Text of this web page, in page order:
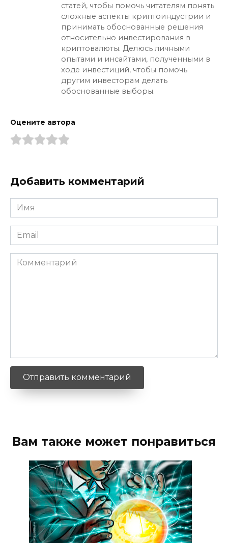
статей, чтобы помочь читателям понять
сложные аспекты криптоиндустрии и
принимать обоснованные решения
относительно инвестирования в
криптовалюты. Делюсь личными
опытами и инсайтами, полученными в
ходе инвестиций, чтобы помочь
другим инвесторам делать
обоснованные выборы.
Оцените автора
Добавить комментарий
Имя
*
Email
*
Комментарий
Вам также может понравиться